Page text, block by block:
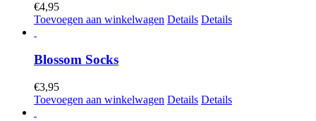
€4,95
Toevoegen aan winkelwagen Details Details
Blossom Socks
€3,95
Toevoegen aan winkelwagen Details Details